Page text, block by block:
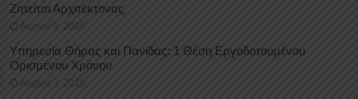
Ζητείται Αρχιτέκτονας
August 3, 2026
Υπηρεσία Θήρας και Πανίδας: 1 Θέση Eργοδοτουμένου
Oρισμένου Xρόνου
August 3, 2026